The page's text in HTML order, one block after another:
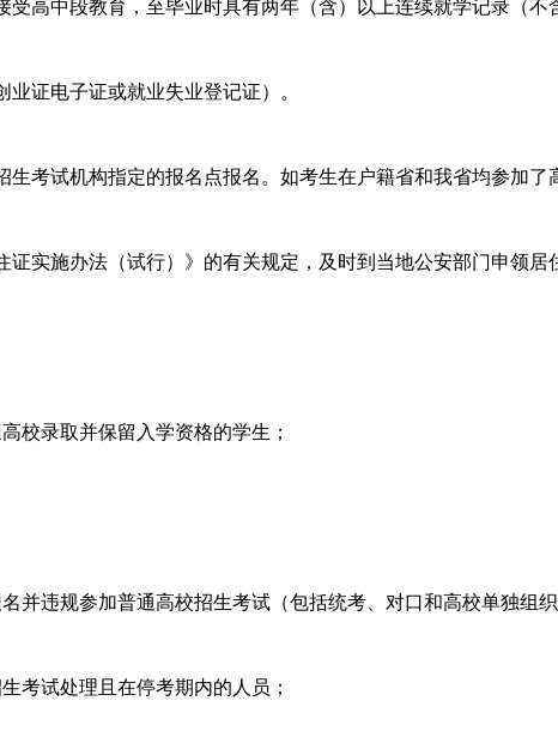
高中段教育，至毕业时具有两年（含）以上连续就学记录（不
证电子证或就业失业登记证）。
考试机构指定的报名点报名。如考生在户籍省和我省均参加了
实施办法（试行）》的有关规定，及时到当地公安部门申领居
校录取并保留入学资格的学生；
并违规参加普通高校招生考试（包括统考、对口和高校单独组
考试处理且在停考期内的人员；